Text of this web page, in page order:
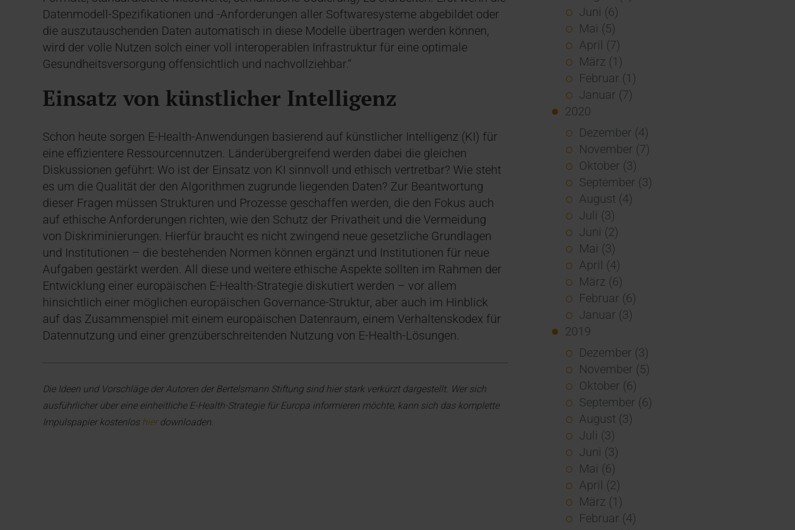
Datenmodell-Spezifikationen und -Anforderungen aller Softwaresysteme abgebildet oder
die auszutauschenden Daten automatisch in diese Modelle übertragen werden können,
wird der volle Nutzen solch einer voll interoperablen Infrastruktur für eine optimale
Gesundheitsversorgung offensichtlich und nachvollziehbar.“
Einsatz von künstlicher Intelligenz
Schon heute sorgen E-Health-Anwendungen basierend auf künstlicher Intelligenz (KI) für
eine effizientere Ressourcennutzen. Länderübergreifend werden dabei die gleichen
Diskussionen geführt: Wo ist der Einsatz von KI sinnvoll und ethisch vertretbar? Wie steht
es um die Qualität der den Algorithmen zugrunde liegenden Daten? Zur Beantwortung
dieser Fragen müssen Strukturen und Prozesse geschaffen werden, die den Fokus auch
auf ethische Anforderungen richten, wie den Schutz der Privatheit und die Vermeidung
von Diskriminierungen. Hierfür braucht es nicht zwingend neue gesetzliche Grundlagen
und Institutionen – die bestehenden Normen können ergänzt und Institutionen für neue
Aufgaben gestärkt werden. All diese und weitere ethische Aspekte sollten im Rahmen der
Entwicklung einer europäischen E-Health-Strategie diskutiert werden – vor allem
hinsichtlich einer möglichen europäischen Governance-Struktur, aber auch im Hinblick
auf das Zusammenspiel mit einem europäischen Datenraum, einem Verhaltenskodex für
Datennutzung und einer grenzüberschreitenden Nutzung von E-Health-Lösungen.
Die Ideen und Vorschläge der Autoren der Bertelsmann Stiftung sind hier stark verkürzt dargestellt. Wer sich
ausführlicher über eine einheitliche E-Health-Strategie für Europa informieren möchte, kann sich das komplette
Impulspapier kostenlos hier downloaden.
Juni (6)
Mai (5)
April (7)
März (1)
Februar (1)
Januar (7)
2020
Dezember (4)
November (7)
Oktober (3)
September (3)
August (4)
Juli (3)
Juni (2)
Mai (3)
April (4)
März (6)
Februar (6)
Januar (3)
2019
Dezember (3)
November (5)
Oktober (6)
September (6)
August (3)
Juli (3)
Juni (3)
Mai (6)
April (2)
März (1)
Februar (4)